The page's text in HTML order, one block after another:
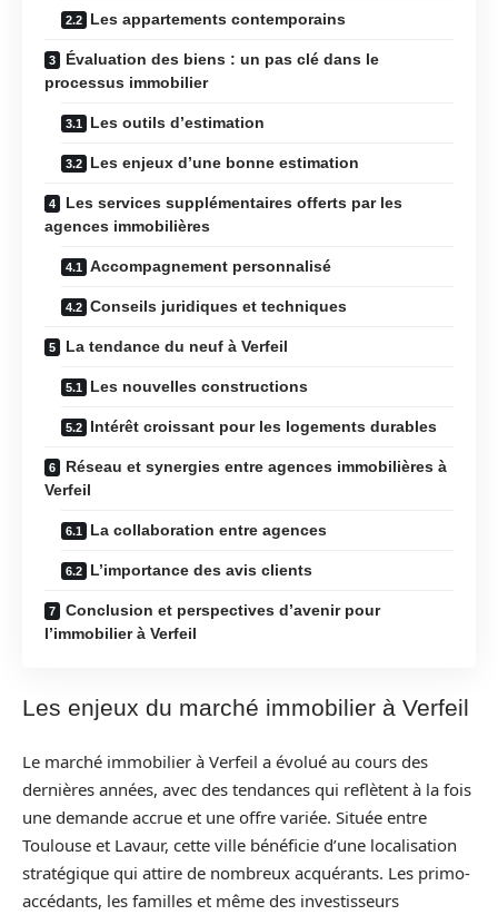
Les appartements contemporains
Évaluation des biens : un pas clé dans le
processus immobilier
Les outils d’estimation
Les enjeux d’une bonne estimation
Les services supplémentaires offerts par les
agences immobilières
Accompagnement personnalisé
Conseils juridiques et techniques
La tendance du neuf à Verfeil
Les nouvelles constructions
Intérêt croissant pour les logements durables
Réseau et synergies entre agences immobilières à
Verfeil
La collaboration entre agences
L’importance des avis clients
Conclusion et perspectives d’avenir pour
l’immobilier à Verfeil
Les enjeux du marché immobilier à Verfeil
Le marché immobilier à Verfeil a évolué au cours des
dernières années, avec des tendances qui reflètent à la fois
une demande accrue et une offre variée. Située entre
Toulouse et Lavaur, cette ville bénéficie d’une localisation
stratégique qui attire de nombreux acquérants. Les primo-
accédants, les familles et même des investisseurs